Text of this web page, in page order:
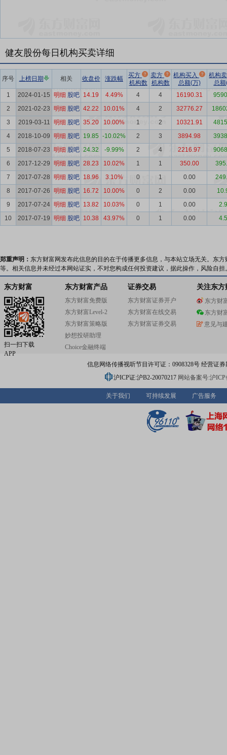
健友股份每日机构买卖详细
序号 上榜日期 相关 收盘价 涨跌幅
买方
机构数
卖方
机构数
机构买入
总额(万)
机构
总
1
2024-01-15 明细 股吧 14.19 4.49% 4 4 16190.31
2
2021-02-23 明细 股吧 42.22 10.01% 4 2 32776.27
3
2019-03-11 明细 股吧 35.20 10.00% 1 2 10321.91
4
2018-10-09 明细 股吧 19.85 -10.02% 2 3 3894.98
5
2018-07-23 明细 股吧 24.32 -9.99% 2 4 2216.97
6
2017-12-29 明细 股吧 28.23 10.02% 1 1 350.00
7
2017-07-28 明细 股吧 18.96 3.10% 0 1 0.00
8
2017-07-26 明细 股吧 16.72 10.00% 0 2 0.00
9
2017-07-24 明细 股吧 13.82 10.03% 0 1 0.00
10
2017-07-19 明细 股吧 10.38 43.97% 0 1 0.00
郑重声明： 东方财富网发布此信息的目的在于传播更多信息，与本站立场无关。东
等。相关信息并未经过本网站证实，不对您构成任何投资建议，据此操作，风险自担